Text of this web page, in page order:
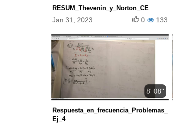
RESUM_Thevenin_y_Norton_CE
Jan 31, 2023 133
0
8' 08''
Respuesta_en_frecuencia_Problemas_
Ej_4